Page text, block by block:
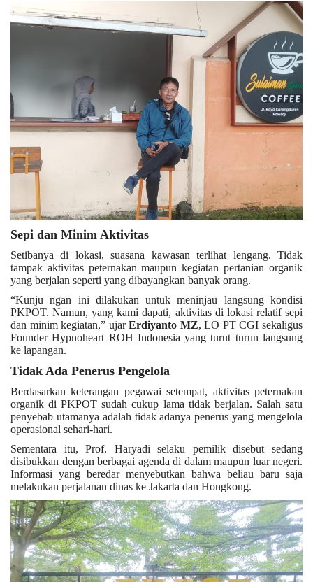
Kesehatan
Perempuan/Anak
Sepi dan Minim Aktivitas
Setibanya di lokasi, suasana kawasan terlihat lengang. Tidak
tampak aktivitas peternakan maupun kegiatan pertanian organik
yang berjalan seperti yang dibayangkan banyak orang.
“Kunju ngan ini dilakukan untuk meninjau langsung kondisi
PKPOT. Namun, yang kami dapati, aktivitas di lokasi relatif sepi
dan minim kegiatan,” ujarErdiyanto MZ, LO PT CGI sekaligus
Founder Hypnoheart ROH Indonesia yang turut turun langsung
ke lapangan.
Tidak Ada Penerus Pengelola
Berdasarkan keterangan pegawai setempat, aktivitas peternakan
organik di PKPOT sudah cukup lama tidak berjalan. Salah satu
penyebab utamanya adalah tidak adanya penerus yang mengelola
operasional sehari-hari.
Sementara itu, Prof. Haryadi selaku pemilik disebut sedang
disibukkan dengan berbagai agenda di dalam maupun luar negeri.
Informasi yang beredar menyebutkan bahwa beliau baru saja
melakukan perjalanan dinas ke Jakarta dan Hongkong.